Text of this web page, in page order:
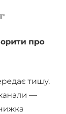
про
тишу.
—